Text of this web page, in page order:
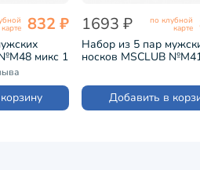
карте 832 ₽
№М48 микс 1
1693 ₽ по клубной
карте
Набор из 5 пар
носков MSCLUB
Добавить в